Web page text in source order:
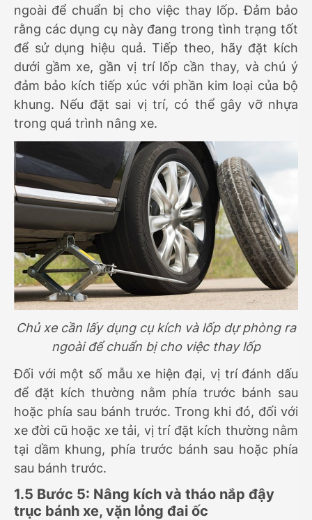
ngoài để chuẩn bị cho việc thay lốp. Đảm bảo
rằng các dụng cụ này đang trong tình trạng tốt
để sử dụng hiệu quả. Tiếp theo, hãy đặt kích
dưới gầm xe, gần vị trí lốp cần thay, và chú ý
đảm bảo kích tiếp xúc với phần kim loại của bộ
khung. Nếu đặt sai vị trí, có thể gây vỡ nhựa
trong quá trình nâng xe.
Chủ xe cần lấy dụng cụ kích và lốp dự phòng ra
ngoài để chuẩn bị cho việc thay lốp
Đối với một số mẫu xe hiện đại, vị trí đánh dấu
để đặt kích thường nằm phía trước bánh sau
hoặc phía sau bánh trước. Trong khi đó, đối với
xe đời cũ hoặc xe tải, vị trí đặt kích thường nằm
tại dầm khung, phía trước bánh sau hoặc phía
sau bánh trước.
1.5 Bước 5: Nâng kích và tháo nắp đậy
trục bánh xe, vặn lỏng đai ốc